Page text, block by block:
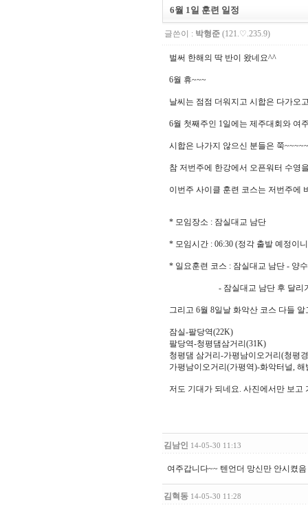
6월 1일 훈련 일정
글쓴이 : 박형준 (121.♡.235.9)
벌써 한해의 딱 반이 왔네요^^
6월 휴~~~
날씨는 점점 더워지고 시합은 다가오
6월 첫째주인 1일에는 제주대회와 여
시합은 나가지 않으신 분들은 쭉
참 저번주에 한강에서 오픈워터 수영
이번주 사이클 훈련 코스는 저번주에
* 모임장소 : 잠실대교 남단
* 모임시간 : 06:30 (정각 출발 예정이
* 일요훈련 코스 : 잠실대교 남단 - 양
- 잠실대교 남단 후 달리기 (5-
그리고 6월 8일날 화악산 코스 다들
잠실-팔당역(22K)
팔당역-청평댐삼거리(31K)
청평댐 삼거리-가평남이오거리(청평
가평남이오거리(가평역)-화악터널, 해
저도 기대가 되네요. 사진에서만 보고
김남인 14-05-30 11:13
여주갑니다~~ 텐언더 망신만 안시켰
김혁동 14-05-30 11:28